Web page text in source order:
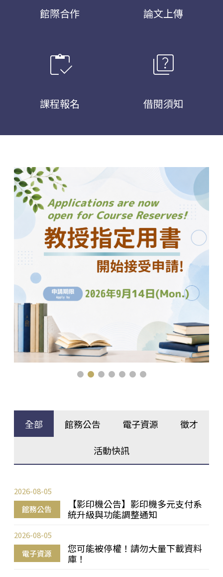
館際合作 論文上傳
inventory
課程報名
quiz
借閱須知
全部 館務公告 電子資源 徵才
活動快訊
館務公告
【影印機公告】影印機多元支付系
統升級與功能調整通知
2026-08-05
電子資源
您可能被停權！請勿大量下載資料
庫！
2026-08-05